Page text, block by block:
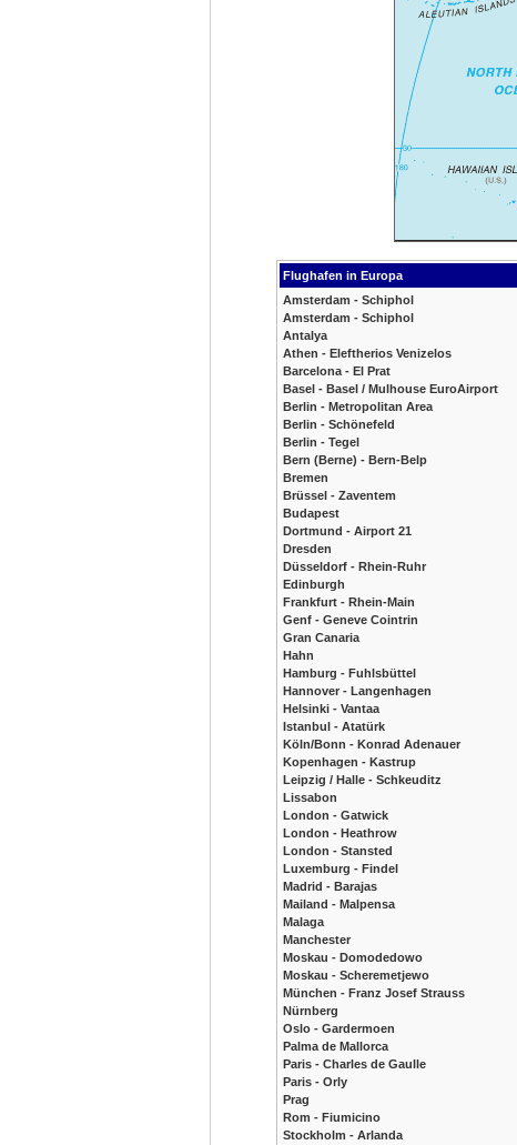
Flughafen in Europa
Amsterdam - Schiphol
Amsterdam - Schiphol
Antalya
Athen - Eleftherios Venizelos
Barcelona - El Prat
Basel - Basel / Mulhouse EuroAirport
Berlin - Metropolitan Area
Berlin - Schönefeld
Berlin - Tegel
Bern (Berne) - Bern-Belp
Bremen
Brüssel - Zaventem
Budapest
Dortmund - Airport 21
Dresden
Düsseldorf - Rhein-Ruhr
Edinburgh
Frankfurt - Rhein-Main
Genf - Geneve Cointrin
Gran Canaria
Hahn
Hamburg - Fuhlsbüttel
Hannover - Langenhagen
Helsinki - Vantaa
Istanbul - Atatürk
Köln/Bonn - Konrad Adenauer
Kopenhagen - Kastrup
Leipzig / Halle - Schkeuditz
Lissabon
London - Gatwick
London - Heathrow
London - Stansted
Luxemburg - Findel
Madrid - Barajas
Mailand - Malpensa
Malaga
Manchester
Moskau - Domodedowo
Moskau - Scheremetjewo
München - Franz Josef Strauss
Nürnberg
Oslo - Gardermoen
Palma de Mallorca
Paris - Charles de Gaulle
Paris - Orly
Prag
Rom - Fiumicino
Stockholm - Arlanda